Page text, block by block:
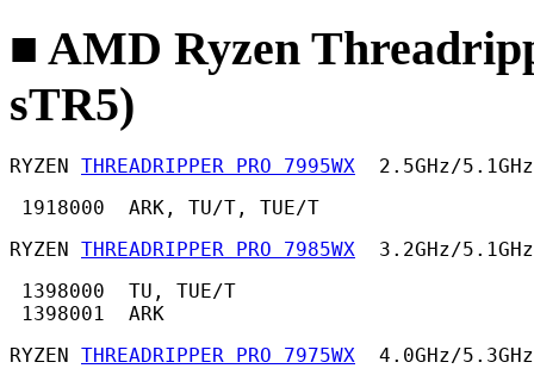
■ AMD Ryzen
sTR5)
RYZEN THREADRIPPER PRO 7995WX
2.5GHz/
1918000  ARK, TU/T, TUE/T
RYZEN THREADRIPPER PRO 7985WX
3.2GHz/
1398000  TU, TUE/T
1398001  ARK
RYZEN THREADRIPPER PRO 7975WX
4.0GHz/